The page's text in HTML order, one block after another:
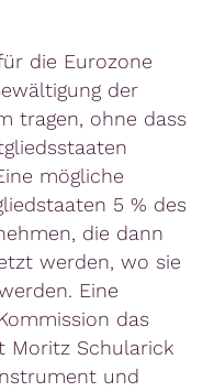
die Eurozone
der
tragen, ohne dass
mögliche
5 % des
die dann
werden, wo sie
Eine
das
Moritz Schularick
und